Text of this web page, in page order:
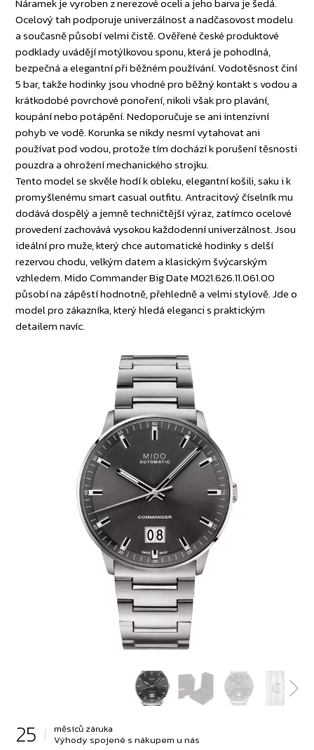
Náramek je vyroben z nerezové oceli a jeho barva je šedá.
Ocelový tah podporuje univerzálnost a nadčasovost modelu
a současně působí velmi čistě. Ověřené české produktové
podklady uvádějí motýlkovou sponu, která je pohodlná,
bezpečná a elegantní při běžném používání. Vodotěsnost činí
5 bar, takže hodinky jsou vhodné pro běžný kontakt s vodou a
krátkodobé povrchové ponoření, nikoli však pro plavání,
koupání nebo potápění. Nedoporučuje se ani intenzivní
pohyb ve vodě. Korunka se nikdy nesmí vytahovat ani
používat pod vodou, protože tím dochází k porušení těsnosti
pouzdra a ohrožení mechanického strojku.
Tento model se skvěle hodí k obleku, elegantní košili, saku i k
promyšlenému smart casual outfitu. Antracitový číselník mu
dodává dospělý a jemně techničtější výraz, zatímco ocelové
provedení zachovává vysokou každodenní univerzálnost. Jsou
ideální pro muže, který chce automatické hodinky s delší
rezervou chodu, velkým datem a klasickým švýcarským
vzhledem. Mido Commander Big Date M021.626.11.061.00
působí na zápěstí hodnotně, přehledně a velmi stylově. Jde o
model pro zákazníka, který hledá eleganci s praktickým
detailem navíc.
25
měsíců záruka
Výhody spojené s nákupem u nás